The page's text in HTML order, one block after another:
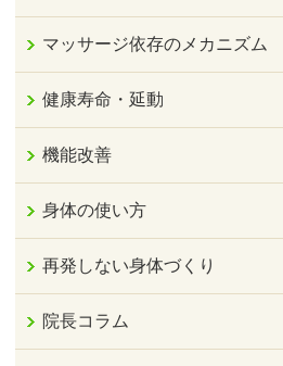
マッサージ依存のメカニズム
健康寿命・延動
機能改善
身体の使い方
再発しない身体づくり
院長コラム